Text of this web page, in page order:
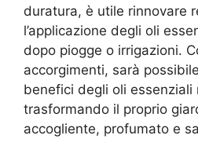
duratura, è utile rinnovare
l’applicazione degli oli
dopo piogge o irrigazioni.
accorgimenti, sarà
benefici degli oli essenziali
trasformando il proprio
accogliente, profumato e